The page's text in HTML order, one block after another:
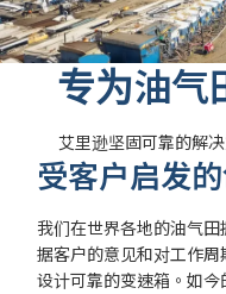
专为油气
艾里逊坚固可靠的解
受客户启发
我们在世界各地的油气
据客户的意见和对工作
设计可靠的变速箱。如